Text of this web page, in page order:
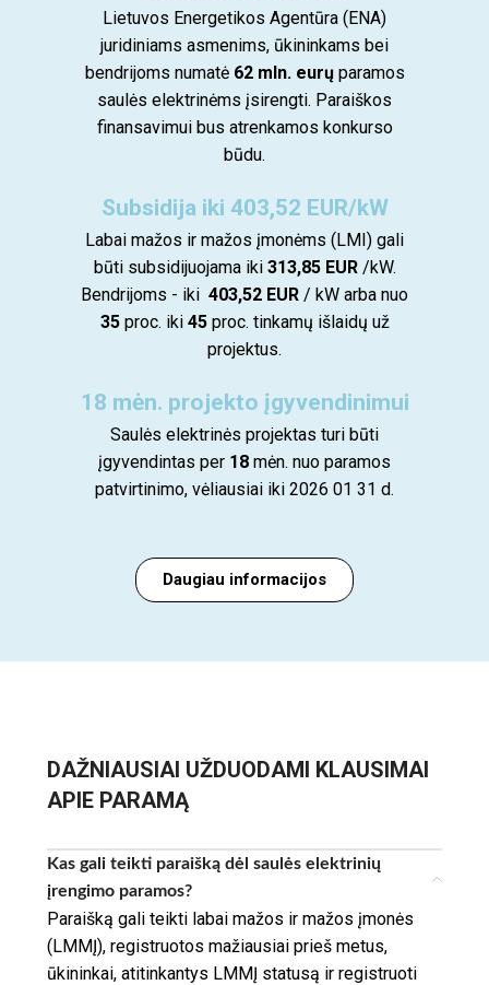
Lietuvos Energetikos Agentūra (ENA)
juridiniams asmenims, ūkininkams bei
bendrijoms numatė 62 mln. eurųparamos
saulės elektrinėms įsirengti. Paraiškos
finansavimui bus atrenkamos konkurso
būdu.
Subsidija iki 403,52 EUR/kW
Labai mažos ir mažos įmonėms (LMI) gali
būti subsidijuojama iki 313,85 EUR/kW.
Bendrijoms - iki 403,52 EUR / kW arba nuo
35proc. iki 45proc. tinkamų išlaidų už
projektus.
18 mėn. projekto įgyvendinimui
Saulės elektrinės projektas turi būti
įgyvendintas per 18 mėn. nuo paramos
patvirtinimo, vėliausiai iki 2026 01 31 d.
Daugiau informacijos
DAŽNIAUSIAI UŽDUODAMI KLAUSIMAI
APIE PARAMĄ
Kas gali teikti paraišką dėl saulės elektrinių
įrengimo paramos?
Paraišką gali teikti labai mažos ir mažos įmonės
(LMMĮ), registruotos mažiausiai prieš metus,
ūkininkai, atitinkantys LMMĮ statusą ir registruoti